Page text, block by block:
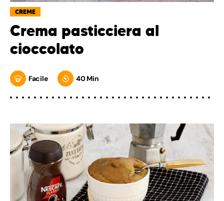
CREME
Crema pasticciera al
cioccolato
Facile 40 Min